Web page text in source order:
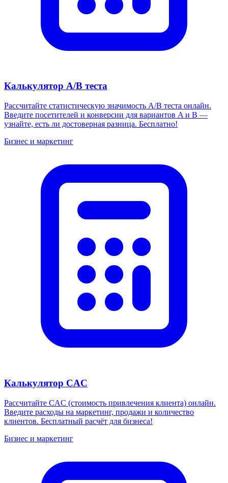
Калькулятор A/B теста
Рассчитайте статистическую значимость A/B теста онлайн.
Введите посетителей и конверсии для вариантов A и B —
узнайте, есть ли достоверная разница. Бесплатно!
Бизнес и маркетинг
Калькулятор CAC
Рассчитайте CAC (стоимость привлечения клиента) онлайн.
Введите расходы на маркетинг, продажи и количество
клиентов. Бесплатный расчёт для бизнеса!
Бизнес и маркетинг